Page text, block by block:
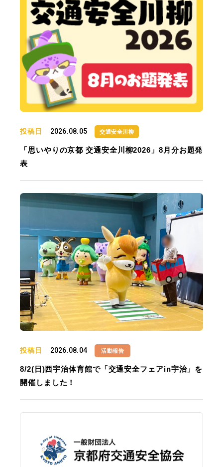
投稿日 2026.08.05 交通安全川柳
「思いやりの京都 交通安全川柳2026」8月分お題発
表
投稿日 2026.08.04 活動報告
8/2(日)西宇治体育館で「交通安全フェアin宇治」を
開催しました！